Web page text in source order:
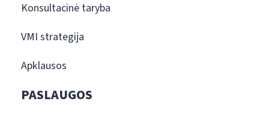
Konsultacinė taryba
VMI strategija
Apklausos
PASLAUGOS